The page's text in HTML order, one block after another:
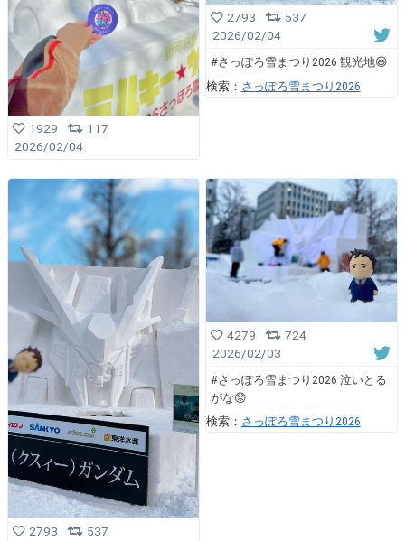
1929
117
2026/02/04
2793
537
2026/02/04
#さっぽろ雪まつり2026 観光地😃
検索： さっぽろ雪まつり2026
2793
537
4279
724
2026/02/03
#さっぽろ雪まつり2026 泣いとる
がな😟
検索： さっぽろ雪まつり2026